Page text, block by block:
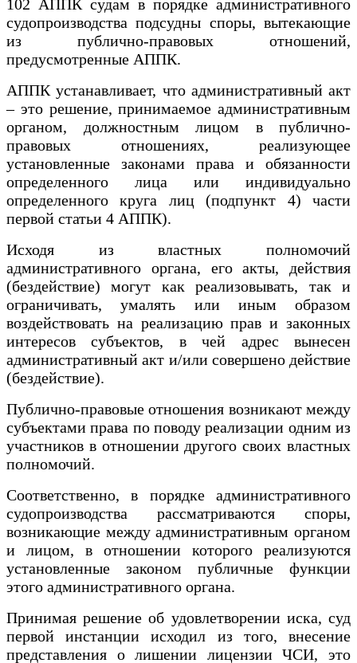
102 АППК судам в порядке административного
судопроизводства подсудны споры, вытекающие
из публично-правовых отношений,
предусмотренные АППК.
АППК устанавливает, что административный акт
– это решение, принимаемое административным
органом, должностным лицом в публично-
правовых отношениях, реализующее
установленные законами права и обязанности
определенного лица или индивидуально
определенного круга лиц (подпункт 4) части
первой статьи 4 АППК).
Исходя из властных полномочий
административного органа, его акты, действия
(бездействие) могут как реализовывать, так и
ограничивать, умалять или иным образом
воздействовать на реализацию прав и законных
интересов субъектов, в чей адрес вынесен
административный акт и/или совершено действие
(бездействие).
Публично-правовые отношения возникают между
субъектами права по поводу реализации одним из
участников в отношении другого своих властных
полномочий.
Соответственно, в порядке административного
судопроизводства рассматриваются споры,
возникающие между административным органом
и лицом, в отношении которого реализуются
установленные законом публичные функции
этого административного органа.
Принимая решение об удовлетворении иска, суд
первой инстанции исходил из того, внесение
представления о лишении лицензии ЧСИ, это